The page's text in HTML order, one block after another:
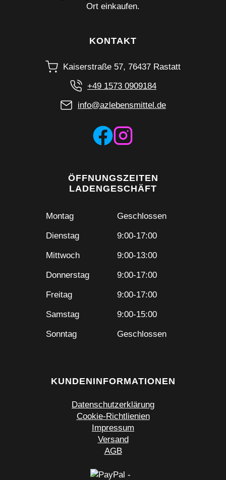
Ort einkaufen.
KONTAKT
Kaiserstraße 57, 76437 Rastatt
+49 1573 0909184
info@azlebensmittel.de
ÖFFNUNGSZEITEN
LADENGESCHÄFT
Montag Geschlossen
Dienstag 9:00-17:00
Mittwoch 9:00-13:00
Donnerstag 9:00-17:00
Freitag 9:00-17:00
Samstag 9:00-15:00
Sonntag Geschlossen
KUNDENINFORMATIONEN
Datenschutzerklärung
Cookie-Richtlienien
Impressum
Versand
AGB